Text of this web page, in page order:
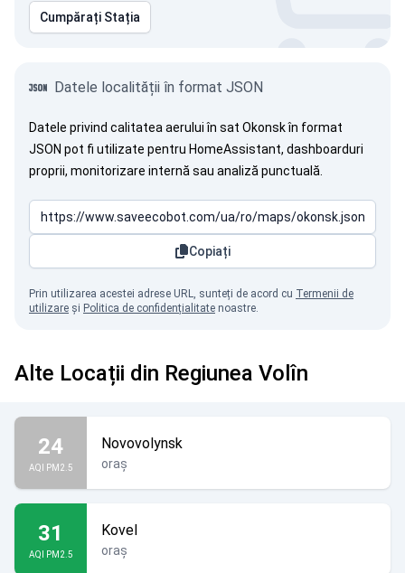
Cumpărați Stația
Datele localității în format JSON
Datele privind calitatea aerului în sat Okonsk în format
JSON pot fi utilizate pentru HomeAssistant, dashboarduri
proprii, monitorizare internă sau analiză punctuală.
Copiați
Prin utilizarea acestei adrese URL, sunteți de acord cu Termenii de
utilizare și Politica de confidențialitate noastre.
Alte Locații din Regiunea Volîn
24
AQI PM2.5
Novovolynsk
oraș
31
AQI PM2.5
Kovel
oraș